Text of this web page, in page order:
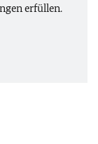
erfüllen.